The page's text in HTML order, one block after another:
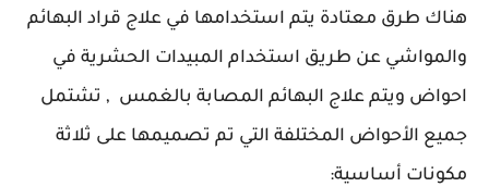
هناك طرق معتادة يتم استخدامها في علاج قراد البهائم
والمواشي عن طريق استخدام المبيدات الحشرية في
احواض ويتم علاج البهائم المصابة بالغمس , تشتمل
جميع الأحواض المختلفة التي تم تصميمها على ثلاثة
مكونات أساسية: